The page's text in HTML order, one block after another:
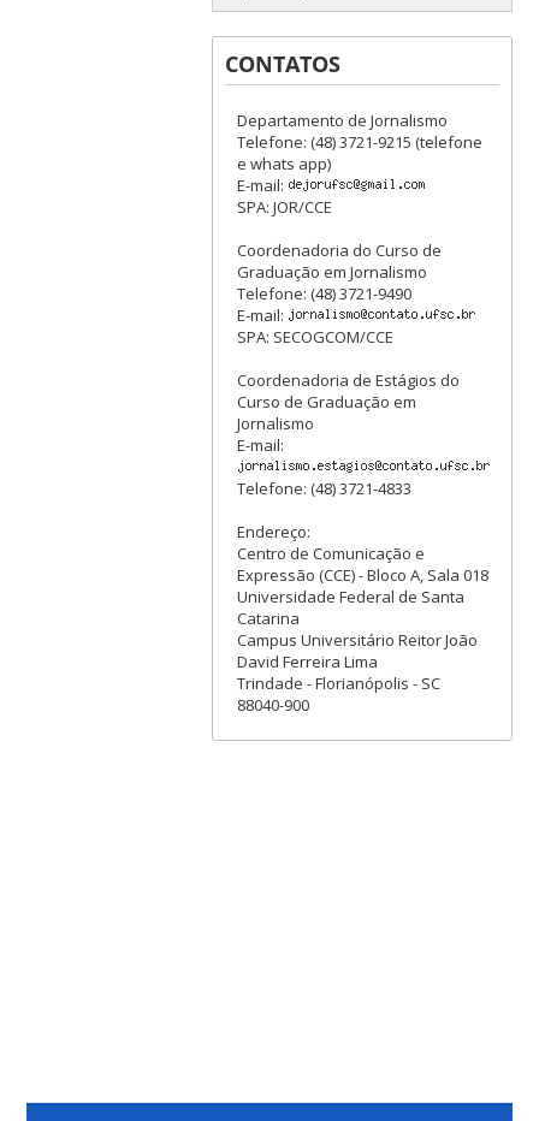
CONTATOS
Departamento de Jornalismo
Telefone: (48) 3721-9215 (telefone
e whats app)
E-mail:
SPA: JOR/CCE
Coordenadoria do Curso de
Graduação em Jornalismo
Telefone: (48) 3721-9490
E-mail:
SPA: SECOGCOM/CCE
Coordenadoria de Estágios do
Curso de Graduação em
Jornalismo
E-mail:
Telefone: (48) 3721-4833
Endereço:
Centro de Comunicação e
Expressão (CCE) - Bloco A, Sala 018
Universidade Federal de Santa
Catarina
Campus Universitário Reitor João
David Ferreira Lima
Trindade - Florianópolis - SC
88040-900